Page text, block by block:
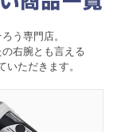
う専門店。
右腕とも言える
ただきます。